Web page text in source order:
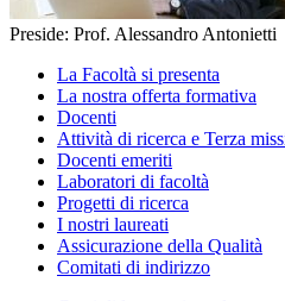
Preside: Prof. Alessandro Antonietti
La Facoltà si presenta
La nostra offerta formativa
Docenti
Attività di ricerca e Terza
Docenti emeriti
Laboratori di facoltà
Progetti di ricerca
I nostri laureati
Assicurazione della Qualità
Comitati di indirizzo